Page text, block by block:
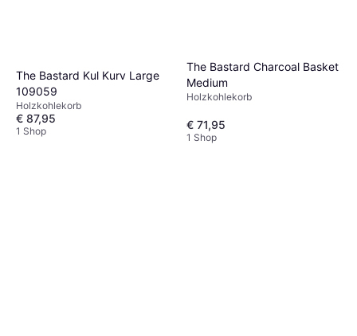
The Bastard Kul Kurv Large
109059
Holzkohlekorb
€ 87,95
1 Shop
The Bastard Charcoal Basket
Medium
Holzkohlekorb
€ 71,95
1 Shop